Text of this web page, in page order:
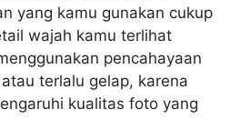
yang kamu gunakan cukup
wajah kamu terlihat
pencahayaan
terlalu gelap, karena
kualitas foto yang